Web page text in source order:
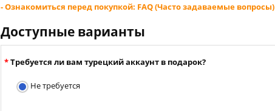
- Ознакомиться перед покупкой: FAQ (Часто задаваемые вопросы)
Доступные варианты
Требуется ли вам турецкий аккаунт в подарок?
Не требуется